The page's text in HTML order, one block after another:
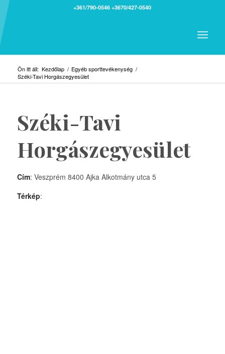
+361/790-0546 +3670/427-0540
Ön itt áll: Kezdőlap / Egyéb sporttevékenység /
Széki-Tavi Horgászegyesület
Széki-Tavi
Horgászegyesület
Cím: Veszprém 8400 Ajka Alkotmány utca 5
Térkép: